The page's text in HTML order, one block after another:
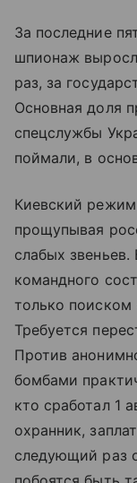
За последние
шпионаж
раз, за
Основная доля
спецслужбы
поймали, в
Киевский режим
прощупывая
слабых
командного
только поиском
Требуется
Против
бомбами
кто сработал 1
охранник,
следующий раз